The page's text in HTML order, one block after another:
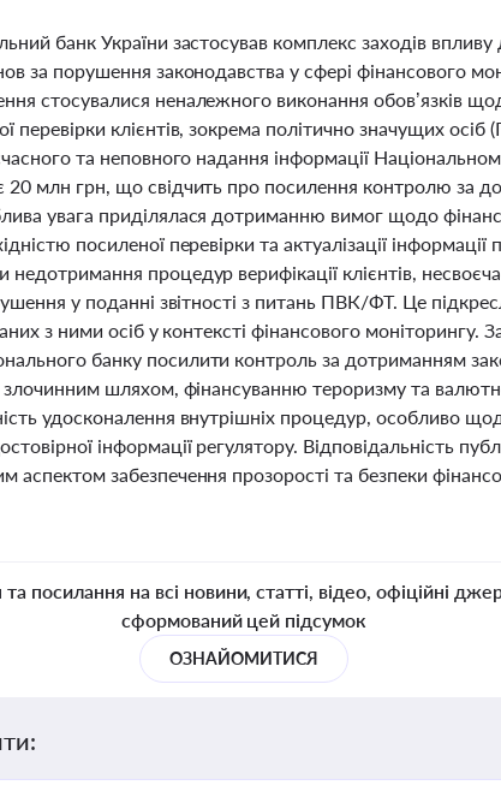
банк України застосував комплекс заходів
за порушення законодавства у сфері фінансового
стосувалися неналежного виконання обов’язків
перевірки клієнтів, зокрема політично значущих осіб
та неповного надання інформації
20 млн грн, що свідчить про посилення контролю за
увага приділялася дотриманню вимог щодо
посиленої перевірки та актуалізації інформації
процедур верифікації клієнтів,
у поданні звітності з питань ПВК/ФТ. Це
з ними осіб у контексті фінансового моніторингу.
банку посилити контроль за дотриманням
злочинним шляхом, фінансуванню тероризму та
удосконалення внутрішніх процедур, особливо
інформації регулятору. Відповідальність
аспектом забезпечення прозорості та безпеки
посилання на всі новини, статті, відео, офіційні
сформований цей підсумок
ОЗНАЙОМИТИСЯ